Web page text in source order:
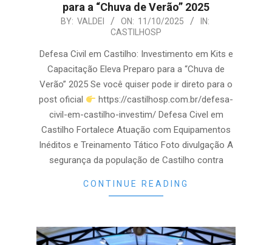
para a “Chuva de Verão” 2025
11
BY: VALDEI ON: 11/10/2025
IN:
CASTILHOSP
Defesa Civil em Castilho: Investimento em Kits e
Capacitação Eleva Preparo para a “Chuva de
Verão” 2025 Se você quiser pode ir direto para o
post oficial
https://castilhosp.com.br/defesa-
civil-em-castilho-investim/ Defesa Civel em
Castilho Fortalece Atuação com Equipamentos
Inéditos e Treinamento Tático Foto divulgação A
segurança da população de Castilho contra
CONTINUE READING